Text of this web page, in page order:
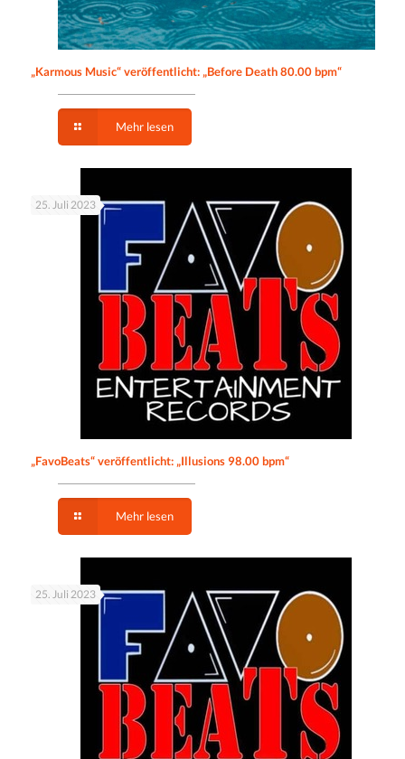
„Karmous Music“ veröffentlicht: „Before Death 80.00 bpm“
Mehr lesen
25. Juli 2023
„FavoBeats“ veröffentlicht: „Illusions 98.00 bpm“
Mehr lesen
25. Juli 2023